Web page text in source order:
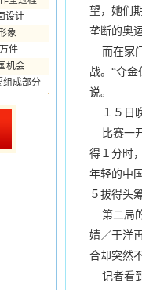
设计
象
件
机会
组成部分
望，她们
垄断的奥
而在家
战。“夺
说。
１５日
比赛一
得１分时
年轻的中
５拔得头
第二局
婧／于洋
合却突然
记者看